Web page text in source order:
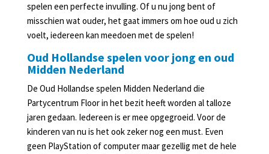
Slijterij
in
Lunteren
Agenda
spelen een perfecte invulling. Of u nu jong bent of
misschien wat ouder, het gaat immers om hoe oud u zich
voelt, iedereen kan meedoen met de spelen!
Oud Hollandse spelen voor jong en oud
Midden Nederland
De Oud Hollandse spelen Midden Nederland die
Partycentrum Floor in het bezit heeft worden al talloze
jaren gedaan. Iedereen is er mee opgegroeid. Voor de
kinderen van nu is het ook zeker nog een must. Even
geen PlayStation of computer maar gezellig met de hele